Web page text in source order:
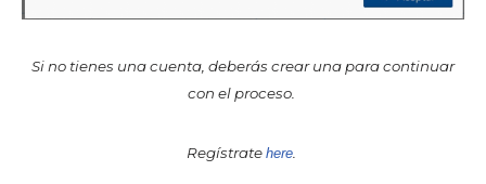
Si no tienes una cuenta, deberás crear una para continuar
con el proceso.
Regístrate here